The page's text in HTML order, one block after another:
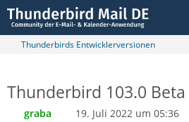
Thunderbirds Entwicklerversionen
Thunderbird 103.0
graba 19. Juli 2022 um 05:36